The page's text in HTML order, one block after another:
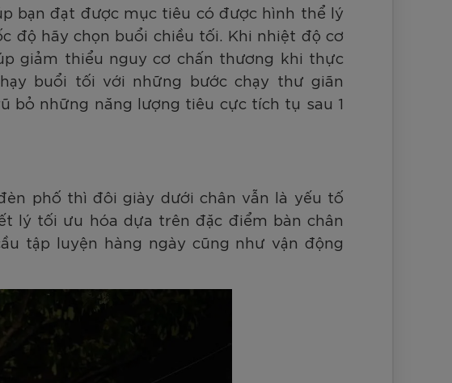
bạn đạt được mục tiêu có được hình thể lý
độ hãy chọn buổi chiều tối. Khi nhiệt độ cơ
giảm thiểu nguy cơ chấn thương khi thực
buổi tối với những bước chạy thư giãn
bỏ những năng lượng tiêu cực tích tụ sau 1
phố thì đôi giày dưới chân vẫn là yếu tố
lý tối ưu hóa dựa trên đặc điểm bàn chân
tập luyện hàng ngày cũng như vận động